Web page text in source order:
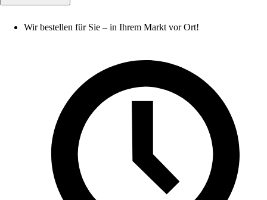
Wir bestellen für Sie – in Ihrem Markt vor Ort!